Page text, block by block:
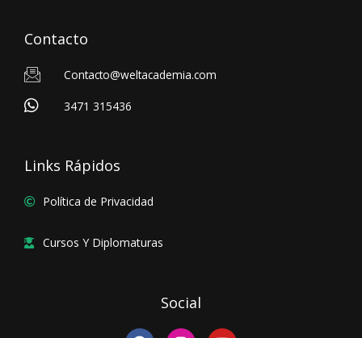
Contacto
Contacto@weltacademia.com
3471 315436
Links Rápidos
Política de Privacidad
Cursos Y Diplomaturas
Social